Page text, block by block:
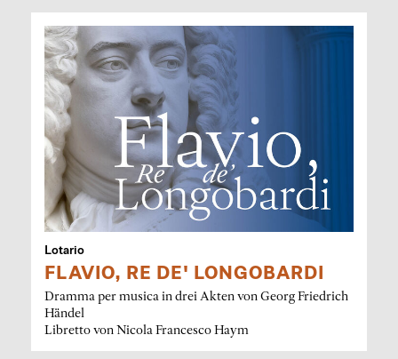
Lotario
FLAVIO, RE DE' LONGOBARDI
Dramma per musica in drei Akten von Georg Friedrich
Händel
Libretto von Nicola Francesco Haym